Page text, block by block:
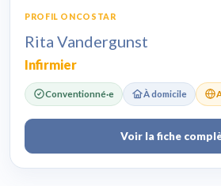
PROFIL ONCOSTAR
Rita Vandergunst
Infirmier
Conventionné·e À domicile
Voir la fiche